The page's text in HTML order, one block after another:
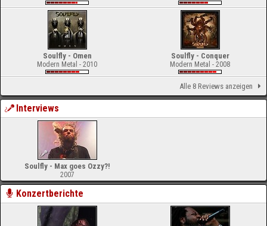
Soulfly - Omen
Modern Metal - 2010
Soulfly - Conquer
Modern Metal - 2008
Alle 8 Reviews anzeigen
Interviews
Soulfly - Max goes Ozzy?!
2007
Konzertberichte